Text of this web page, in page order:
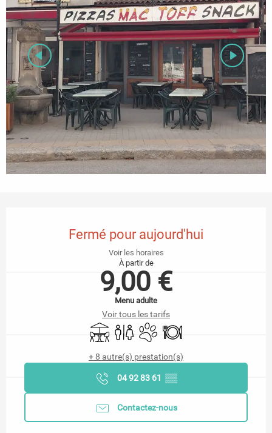
Fermé pour aujourd'hui
Voir les horaires
À partir de
9,00 €
Menu adulte
Voir tous les tarifs
TerrasseToilettesAnimaux acceptés
Restaurant
+ 8 autre(s) prestation(s)
04 92 83 61 ▒▒
Contactez-nous